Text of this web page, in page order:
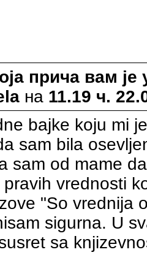
прича вам
на 11.19 ч.
bajke koju mi
sam bila
sam od mame
vrednosti
"So vrednija
sigurna. U
sa